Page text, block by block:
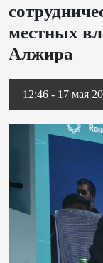
местных
Алжира
12:46 - 17 мая